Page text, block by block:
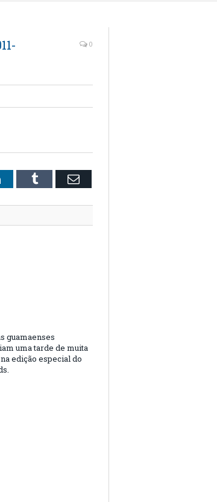
0
LinkedInTumblr Email
guamaenses
uma tarde de muita
edição especial do